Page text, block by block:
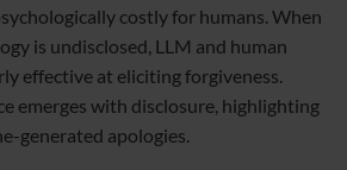
costly for humans. When
is undisclosed, LLM and human
effective at eliciting forgiveness.
emerges with disclosure, highlighting
generated apologies.